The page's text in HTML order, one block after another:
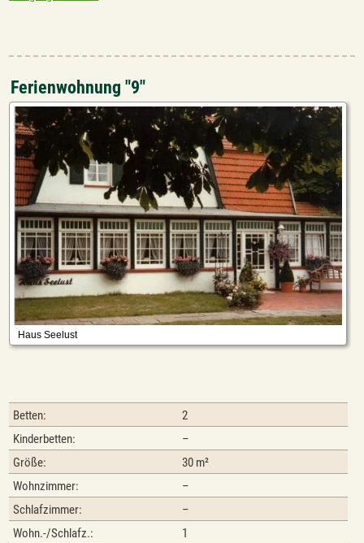
Ferienwohnung "9"
Betten:
2
Kinderbetten:
–
Größe:
30 m²
Wohnzimmer:
–
Schlafzimmer:
–
Wohn.-/Schlafz.:
1